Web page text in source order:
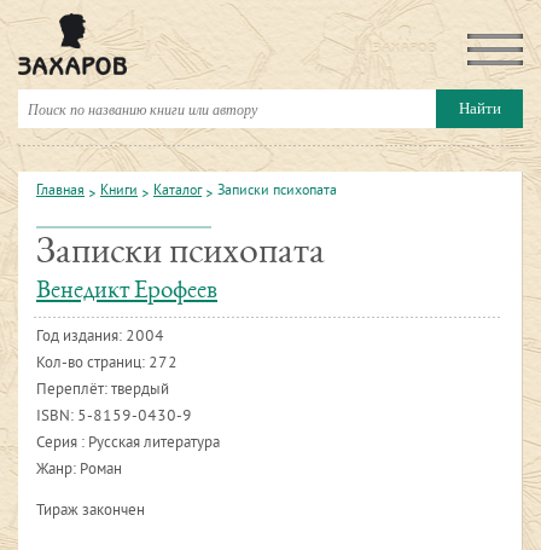
Главная Книги Каталог Записки психопата
Записки психопата
Венедикт Ерофеев
Год издания: 2004
Кол-во страниц: 272
Переплёт: твердый
ISBN: 5-8159-0430-9
Серия : Русская литература
Жанр: Роман
Тираж закончен